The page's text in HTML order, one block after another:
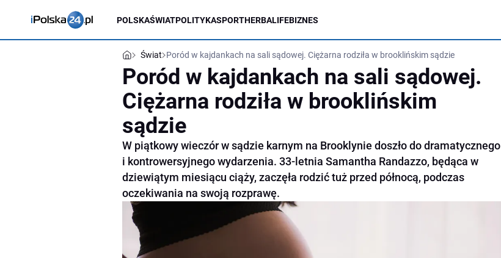
POLSKAŚWIATPOLITYKASPORTHERBALIFEBIZNES
Świat Poród w kajdankach na sali sądowej. Ciężarna rodziła w brooklińskim sądzie
Poród w kajdankach na sali sądowej.
Ciężarna rodziła w brooklińskim
sądzie
W piątkowy wieczór w sądzie karnym na Brooklynie doszło do dramatycznego
i kontrowersyjnego wydarzenia. 33-letnia Samantha Randazzo, będąca w
dziewiątym miesiącu ciąży, zaczęła rodzić tuż przed północą, podczas
oczekiwania na swoją rozprawę.